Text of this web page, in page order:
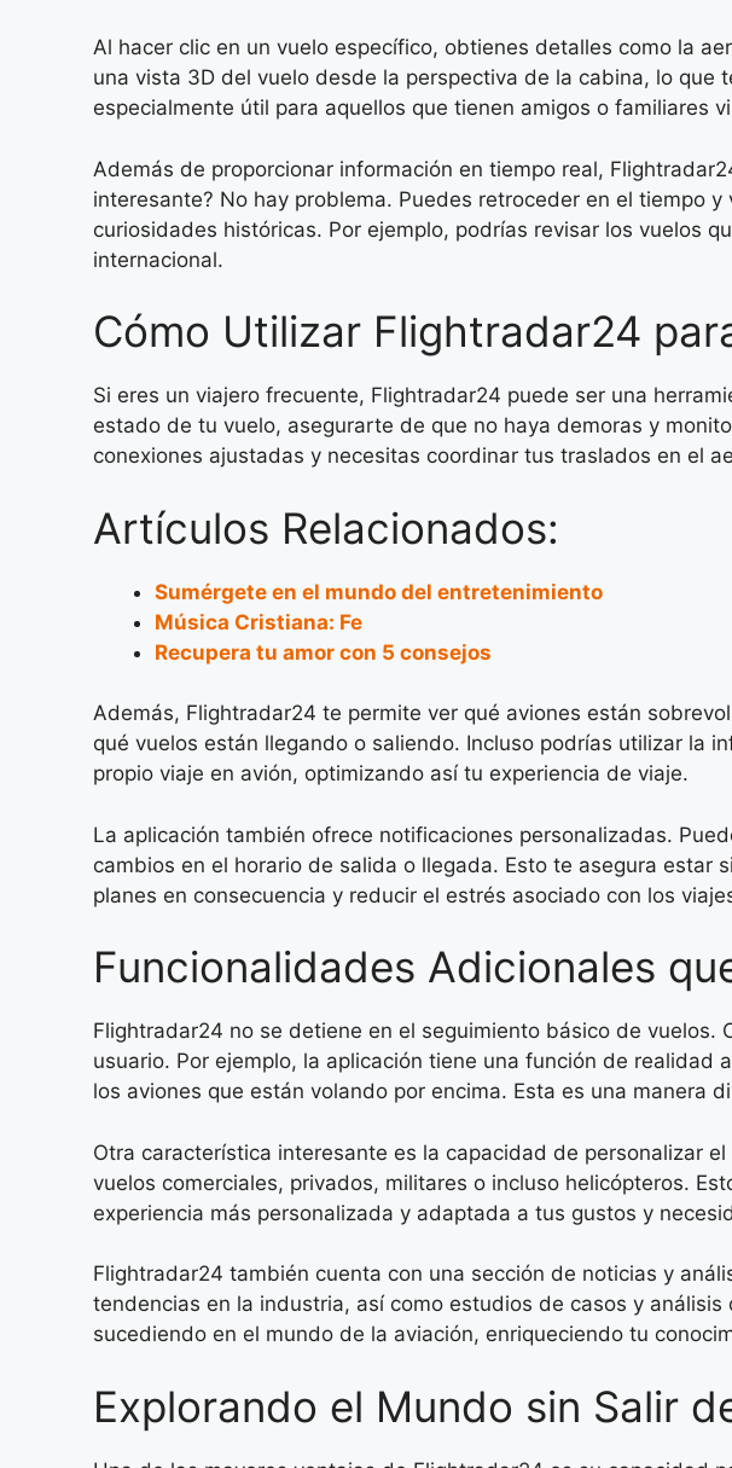
Al hacer clic en un vuelo específico, obtienes detalles como la
una vista 3D del vuelo desde la perspectiva de la cabina, lo
especialmente útil para aquellos que tienen amigos o familiares
Además de proporcionar información en tiempo real,
interesante? No hay problema. Puedes retroceder en el tiempo
curiosidades históricas. Por ejemplo, podrías revisar los vuelos
internacional.
Cómo Utilizar Flightradar24
Si eres un viajero frecuente, Flightradar24 puede ser una
estado de tu vuelo, asegurarte de que no haya demoras y
conexiones ajustadas y necesitas coordinar tus traslados en el
Artículos Relacionados:
Sumérgete en el mundo del entretenimiento
Música Cristiana: Fe
Recupera tu amor con 5 consejos
Además, Flightradar24 te permite ver qué aviones están
qué vuelos están llegando o saliendo. Incluso podrías utilizar la
propio viaje en avión, optimizando así tu experiencia de viaje.
La aplicación también ofrece notificaciones personalizadas.
cambios en el horario de salida o llegada. Esto te asegura
planes en consecuencia y reducir el estrés asociado con los
Funcionalidades Adicionales
Flightradar24 no se detiene en el seguimiento básico de
usuario. Por ejemplo, la aplicación tiene una función de
los aviones que están volando por encima. Esta es una manera
Otra característica interesante es la capacidad de personalizar
vuelos comerciales, privados, militares o incluso helicópteros.
experiencia más personalizada y adaptada a tus gustos y
Flightradar24 también cuenta con una sección de noticias y
tendencias en la industria, así como estudios de casos y
sucediendo en el mundo de la aviación, enriqueciendo tu
Explorando el Mundo sin Salir